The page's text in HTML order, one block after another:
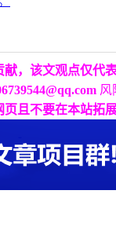
，该文观点仅代
风
且不要在本站拓